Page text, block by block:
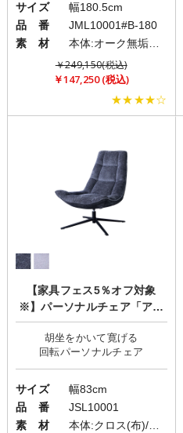
サイズ
幅180.5cm
品 番
JML10001#B-180
素 材
本体:オーク無垢材・積層合板・プリント紙化粧繊維板/クッション:ファブリック(布)
￥249,150(税込)
￥147,250 (税込)
★★★★☆
【家具フェス5％オフ対象
※】パーソナルチェア「アル
テマ」
胡坐をかいて寛げる
サイズ
幅83cm
品 番
JSL10001
素 材
本体:クロス(布)/脚部:スチール